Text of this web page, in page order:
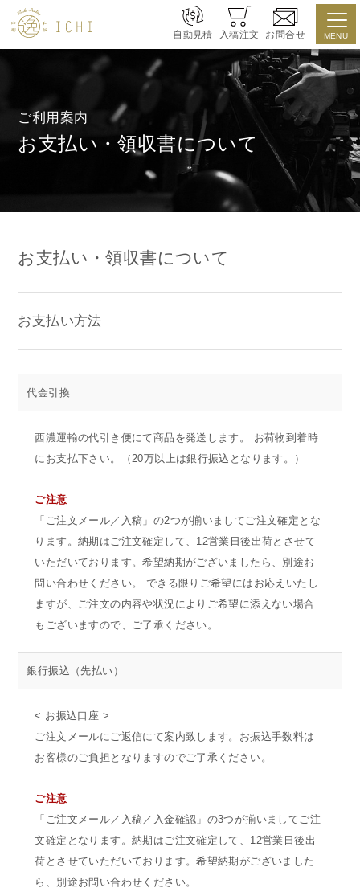
自動見積 入稿注文 お問合せ MENU
ご利用案内
お支払い・領収書について
お支払い・領収書について
お支払い方法
代金引換
西濃運輸の代引き便にて商品を発送します。 お荷物到着時
にお支払下さい。（20万以上は銀行振込となります。）
ご注意
「ご注文メール／入稿」の2つが揃いましてご注文確定とな
ります。納期はご注文確定して、12営業日後出荷とさせて
いただいております。希望納期がございましたら、別途お
問い合わせください。 できる限りご希望にはお応えいたし
ますが、ご注文の内容や状況によりご希望に添えない場合
もございますので、ご了承ください。
銀行振込 （先払い）
< お振込口座 >
ご注文メールにご返信にて案内致します。お振込手数料は
お客様のご負担となりますのでご了承ください。
ご注意
「ご注文メール／入稿／入金確認」の3つが揃いましてご注
文確定となります。納期はご注文確定して、12営業日後出
荷とさせていただいております。希望納期がございました
ら、別途お問い合わせください。